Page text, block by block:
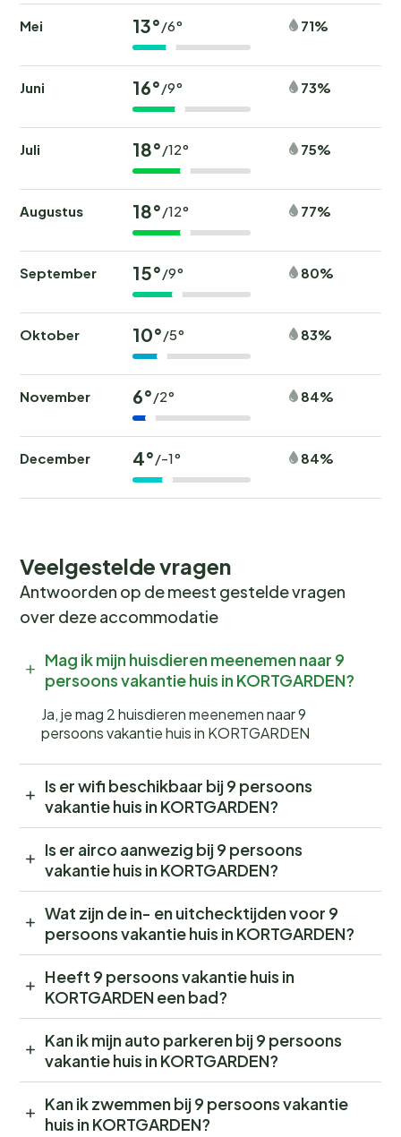
Mei 13°/6° 71%
Juni 16°/9° 73%
Juli 18°/12° 75%
Augustus 18°/12° 77%
September 15°/9° 80%
Oktober 10°/5° 83%
November 6°/2° 84%
December 4°/-1° 84%
Veelgestelde vragen
Antwoorden op de meest gestelde vragen
over deze accommodatie
Mag ik mijn huisdieren meenemen naar 9
persoons vakantie huis in KORTGARDEN?
Ja, je mag 2 huisdieren meenemen naar 9
persoons vakantie huis in KORTGARDEN
Is er wifi beschikbaar bij 9 persoons
vakantie huis in KORTGARDEN?
Is er airco aanwezig bij 9 persoons
vakantie huis in KORTGARDEN?
Wat zijn de in- en uitchecktijden voor 9
persoons vakantie huis in KORTGARDEN?
Heeft 9 persoons vakantie huis in
KORTGARDEN een bad?
Kan ik mijn auto parkeren bij 9 persoons
vakantie huis in KORTGARDEN?
Kan ik zwemmen bij 9 persoons vakantie
huis in KORTGARDEN?